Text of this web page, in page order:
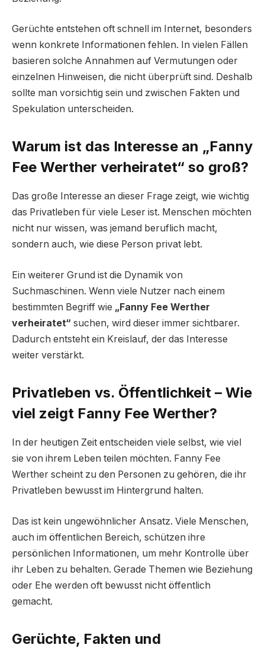
Gerüchte entstehen oft schnell im Internet, besonders
wenn konkrete Informationen fehlen. In vielen Fällen
basieren solche Annahmen auf Vermutungen oder
einzelnen Hinweisen, die nicht überprüft sind. Deshalb
sollte man vorsichtig sein und zwischen Fakten und
Spekulation unterscheiden.
Warum ist das Interesse an „Fanny
Fee Werther verheiratet“ so groß?
Das große Interesse an dieser Frage zeigt, wie wichtig
das Privatleben für viele Leser ist. Menschen möchten
nicht nur wissen, was jemand beruflich macht,
sondern auch, wie diese Person privat lebt.
Ein weiterer Grund ist die Dynamik von
Suchmaschinen. Wenn viele Nutzer nach einem
bestimmten Begriff wie „Fanny Fee Werther
verheiratet“ suchen, wird dieser immer sichtbarer.
Dadurch entsteht ein Kreislauf, der das Interesse
weiter verstärkt.
Privatleben vs. Öffentlichkeit – Wie
viel zeigt Fanny Fee Werther?
In der heutigen Zeit entscheiden viele selbst, wie viel
sie von ihrem Leben teilen möchten. Fanny Fee
Werther scheint zu den Personen zu gehören, die ihr
Privatleben bewusst im Hintergrund halten.
Das ist kein ungewöhnlicher Ansatz. Viele Menschen,
auch im öffentlichen Bereich, schützen ihre
persönlichen Informationen, um mehr Kontrolle über
ihr Leben zu behalten. Gerade Themen wie Beziehung
oder Ehe werden oft bewusst nicht öffentlich
gemacht.
Gerüchte, Fakten und